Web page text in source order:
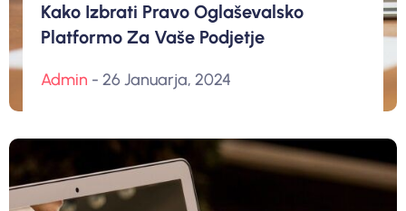
Kako Izbrati Pravo Oglaševalsko
Platformo Za Vaše Podjetje
Admin - 26 Januarja, 2024